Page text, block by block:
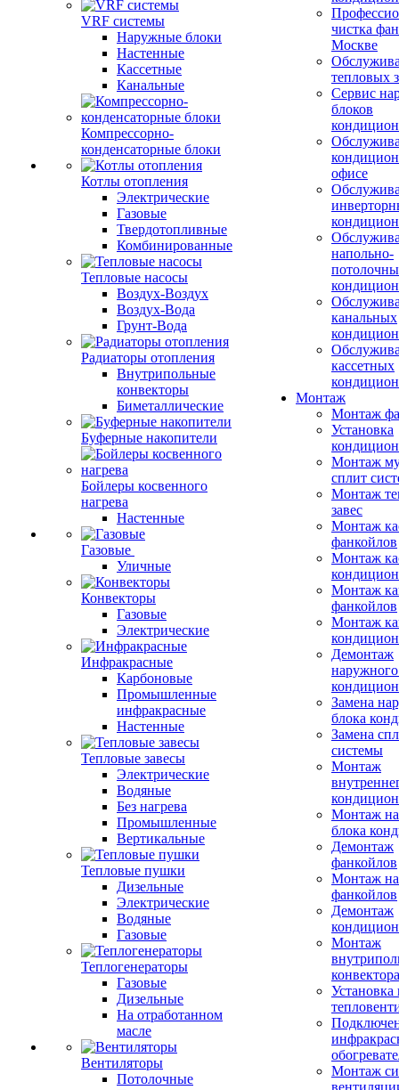
VRF системы
Наружные блоки
Настенные
Кассетные
Канальные
Компрессорно-
конденсаторные блоки
Котлы отопления
Электрические
Газовые
Твердотопливные
Комбинированные
Тепловые насосы
Воздух-Воздух
Воздух-Вода
Грунт-Вода
Радиаторы отопления
Внутрипольные
конвекторы
Биметаллические
Буферные накопители
Бойлеры косвенного
нагрева
Настенные
Газовые
Уличные
Конвекторы
Газовые
Электрические
Инфракрасные
Карбоновые
Промышленные
инфракрасные
Настенные
Тепловые завесы
Электрические
Водяные
Без нагрева
Промышленные
Вертикальные
Тепловые пушки
Дизельные
Электрические
Водяные
Газовые
Теплогенераторы
Газовые
Дизельные
На отработанном
масле
Вентиляторы
Потолочные
чистка
Москве
тепловых
Сервис
блоков
офисе
напольно-
канальных
кассетных
Монтаж
Монтаж
Установка
Монтаж
сплит
Монтаж
завес
Монтаж
фанкойлов
Монтаж
Монтаж
фанкойлов
Монтаж
Демонтаж
Замена
блока
Замена
системы
Монтаж
Монтаж
блока
Демонтаж
фанкойлов
Монтаж
фанкойлов
Демонтаж
Монтаж
конвектора
Установка
Монтаж